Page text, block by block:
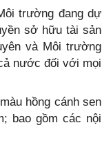
trường đang dự
sở hữu tài sản
và Môi trường
nước đối với mọi
hồng cánh sen
bao gồm các nội